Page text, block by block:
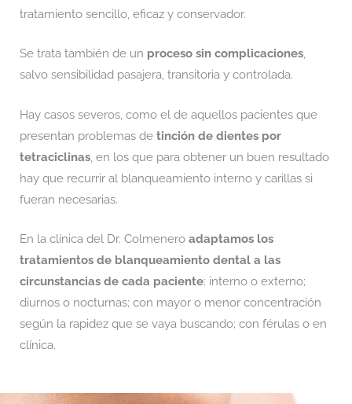
tratamiento sencillo, eficaz y conservador.
Se trata también de un proceso sin complicaciones
salvo sensibilidad pasajera, transitoria y controlada.
Hay casos severos, como el de aquellos pacientes que
presentan problemas de tinción de dientes por
tetraciclinas , en los que para obtener un buen resultado
hay que recurrir al blanqueamiento interno y carillas si
fueran necesarias.
En la clínica del Dr. Colmenero adaptamos los
tratamientos de blanqueamiento dental a las
circunstancias de cada paciente: interno o externo;
diurnos o nocturnas; con mayor o menor concentración
según la rapidez que se vaya buscando; con férulas o en
clínica.